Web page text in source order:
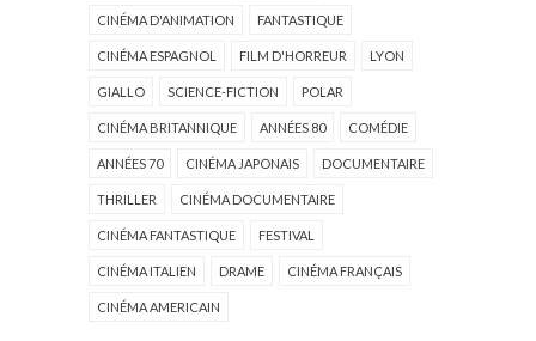
CINÉMA D'ANIMATION FANTASTIQUE
CINÉMA ESPAGNOL FILM D'HORREUR LYON
GIALLO SCIENCE-FICTION POLAR
CINÉMA BRITANNIQUE ANNÉES 80 COMÉDIE
ANNÉES 70 CINÉMA JAPONAIS DOCUMENTAIRE
THRILLER CINÉMA DOCUMENTAIRE
CINÉMA FANTASTIQUE FESTIVAL
CINÉMA ITALIEN DRAME CINÉMA FRANÇAIS
CINÉMA AMERICAIN